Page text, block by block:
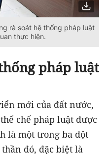
rà soát hệ thống pháp luật
thực hiện.
pháp luật
mới của đất nước,
chế pháp luật được
là một trong ba đột
đó, đặc biệt là